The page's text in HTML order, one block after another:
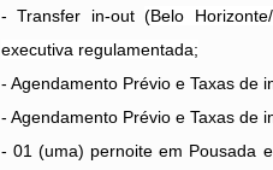
- Transfer in-out(Belo
executiva regulamentada;
- Agendamento Prévio e Taxas de
- Agendamento Prévio e Taxas de
- 01 (uma) pernoite em Pousada